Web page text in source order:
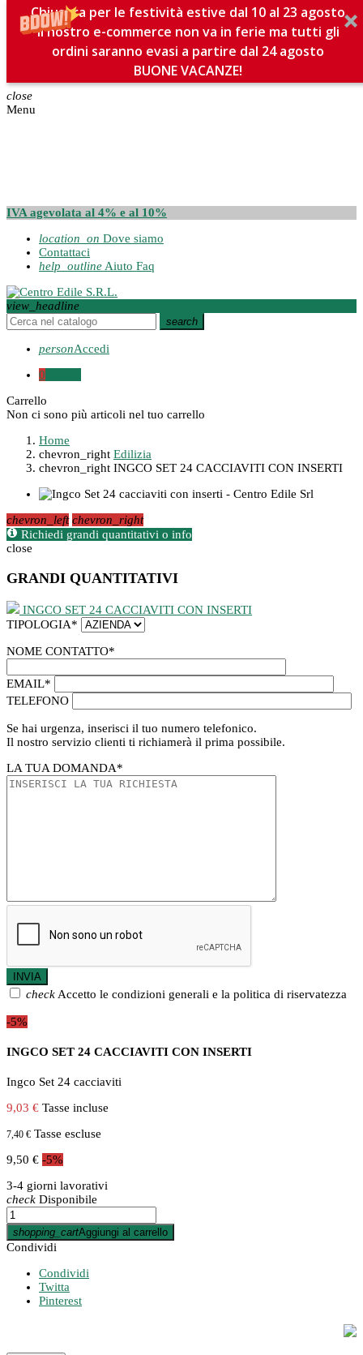
Chiusura per le festività estive dal 10 al 23 agosto
Il nostro e-commerce non va in ferie ma tutti gli
ordini saranno evasi a partire dal 24 agosto
BUONE VACANZE!
close
Menu
IVA agevolata al 4% e al 10%
location_on Dove siamo
Contattaci
help_outline Aiuto Faq
view_headline
search
personAccedi
0
Carrello
Non ci sono più articoli nel tuo carrello
Home
chevron_right Edilizia
chevron_right INGCO SET 24 CACCIAVITI CON INSERTI
chevron_left chevron_right
Richiedi grandi quantitativi o info
close
GRANDI QUANTITATIVI
INGCO SET 24 CACCIAVITI CON INSERTI
TIPOLOGIA*
NOME CONTATTO*
EMAIL*
TELEFONO
Se hai urgenza, inserisci il tuo numero telefonico.
Il nostro servizio clienti ti richiamerà il prima possibile.
LA TUA DOMANDA*
check Accetto le condizioni generali e la politica di riservatezza
-5%
INGCO SET 24 CACCIAVITI CON INSERTI
Ingco Set 24 cacciaviti
9,03 € Tasse incluse
7,40 € Tasse escluse
9,50 € -5%
3-4 giorni lavorativi
check Disponibile
shopping_cartAggiungi al carrello
Condividi
Condividi
Twitta
Pinterest